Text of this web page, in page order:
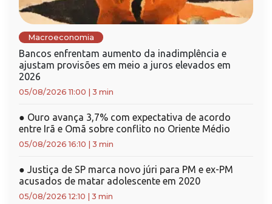
Macroeconomia
Bancos enfrentam aumento da inadimplência e
ajustam provisões em meio a juros elevados em
2026
05/08/2026 11:00 3 min
● Ouro avança 3,7% com expectativa de acordo
entre Irã e Omã sobre conflito no Oriente Médio
05/08/2026 16:10 3 min
● Justiça de SP marca novo júri para PM e ex-PM
acusados de matar adolescente em 2020
05/08/2026 12:10 3 min